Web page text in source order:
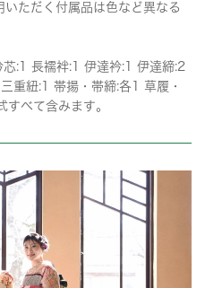
ただく付属品は色など異なる
:1 長襦袢:1 伊達衿:1 伊達締:2
重紐:1 帯揚・帯締:各1 草履・
べて含みます。